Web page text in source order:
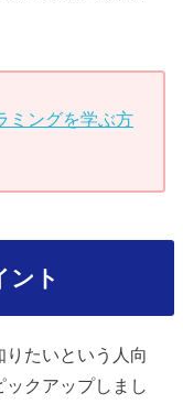
ミングを学ぶ方
ント
たいという人向
クアップしまし